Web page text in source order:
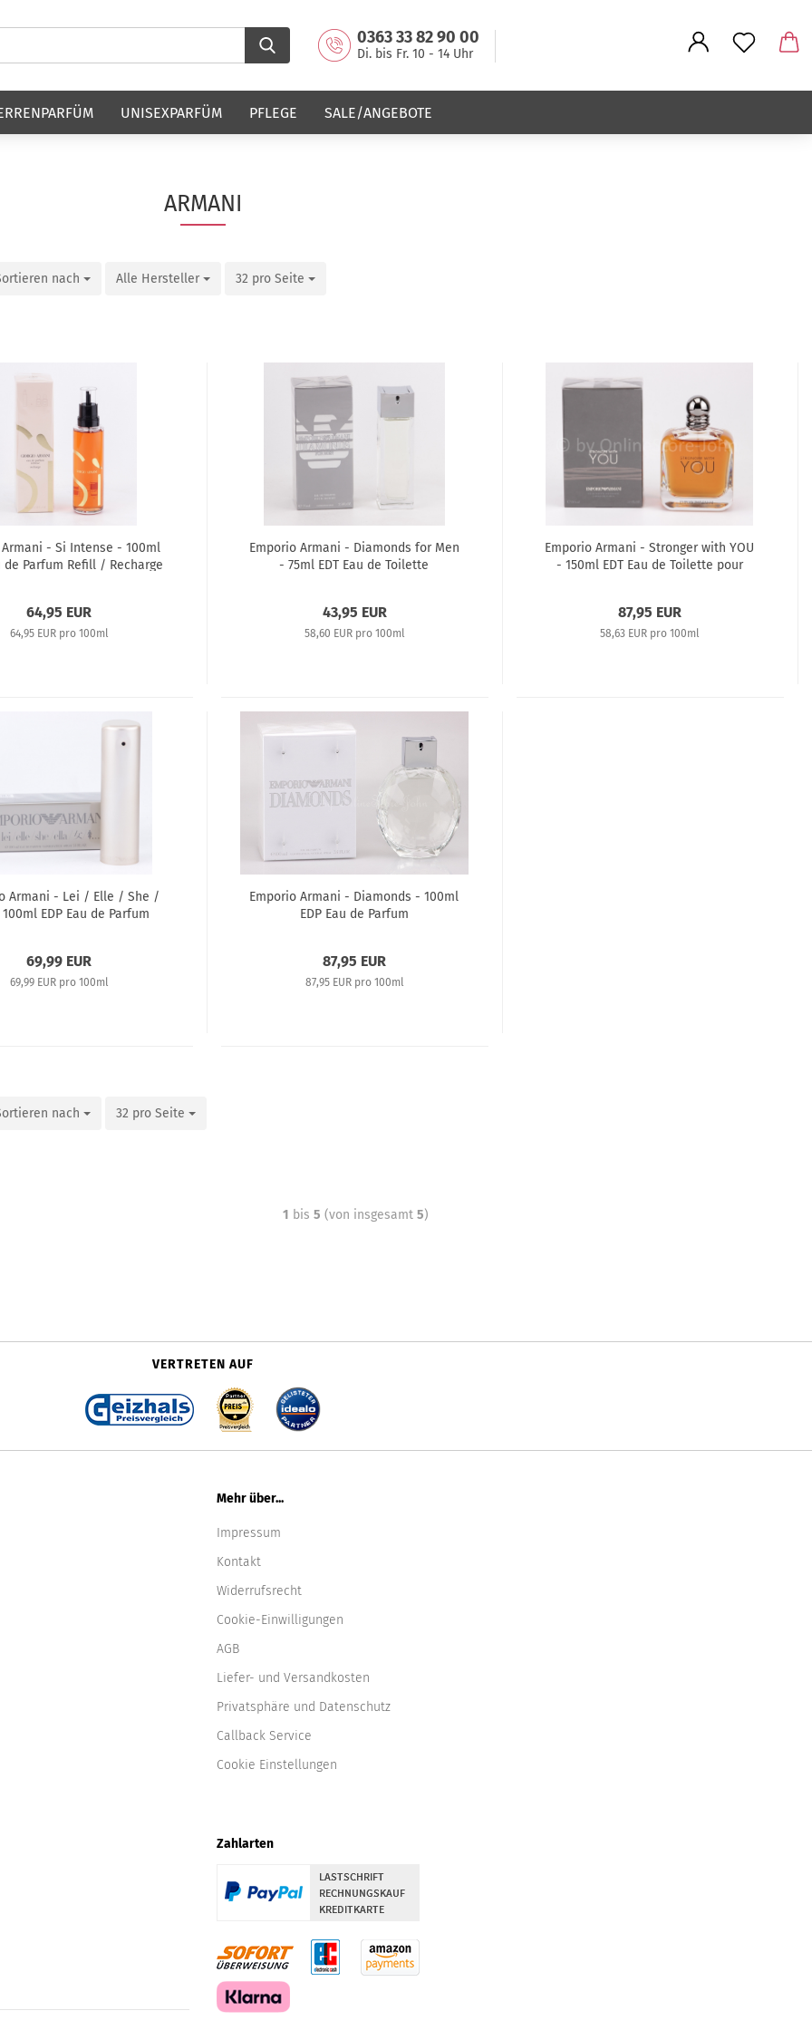
0363 33 82 90 00
Di. bis Fr. 10 - 14 Uhr
UNISEXPARFÜM PFLEGE SALE/ANGEBOTE
ARMANI
nach Alle Hersteller 32 pro Seite
- Si Intense - 100ml
de Parfum Refill / Recharge
64,95 EUR
64,95 EUR pro 100ml
Emporio Armani - Diamonds for Men
- 75ml EDT Eau de Toilette
43,95 EUR
58,60 EUR pro 100ml
Emporio Armani - Stronger with YOU
- 150ml EDT Eau de Toilette pour
87,95 EUR
58,63 EUR pro 100ml
Armani - Lei / Elle / She /
EDP Eau de Parfum
69,99 EUR
69,99 EUR pro 100ml
Emporio Armani - Diamonds - 100ml
EDP Eau de Parfum
87,95 EUR
87,95 EUR pro 100ml
nach 32 pro Seite
1 bis 5 (von insgesamt 5)
VERTRETEN AUF
Mehr über...
Impressum
Kontakt
Widerrufsrecht
Cookie-Einwilligungen
AGB
Liefer- und Versandkosten
Privatsphäre und Datenschutz
Callback Service
Cookie Einstellungen
Zahlarten